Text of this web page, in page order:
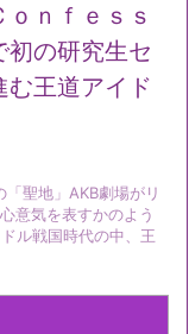
ｎｆｅｓｓ
の研究生セ
王道アイド
聖地」AKB劇場がリ
意気を表すかのよう
ル戦国時代の中、王